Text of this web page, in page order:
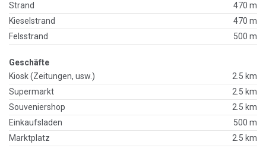
Strand
470 m
Kieselstrand
470 m
Felsstrand
500 m
Geschäfte
Kiosk (Zeitungen, usw.)
2.5 km
Supermarkt
2.5 km
Souveniershop
2.5 km
Einkaufsladen
500 m
Marktplatz
2.5 km